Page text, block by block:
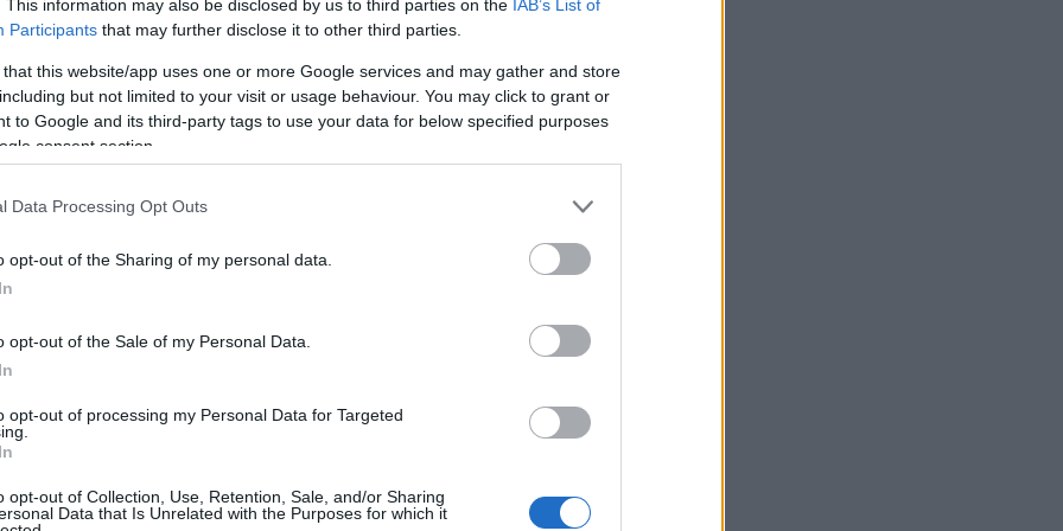
This information may also be disclosed by us to third parties on the IAB’s List of
Participants that may further disclose it to other third parties.
that this website/app uses one or more Google services and may gather and store
but not limited to your visit or usage behaviour. You may click to grant or
to Google and its third-party tags to use your data for below specified purposes
consent section.
Data Processing Opt Outs
opt-out of the Sharing of my personal data.
opt-out of the Sale of my Personal Data.
opt-out of processing my Personal Data for Targeted
opt-out of Collection, Use, Retention, Sale, and/or Sharing
Data that Is Unrelated with the Purposes for which it
in času prikaza.
uporabnikov.
uporabnikov.
Preizkusi zdaj